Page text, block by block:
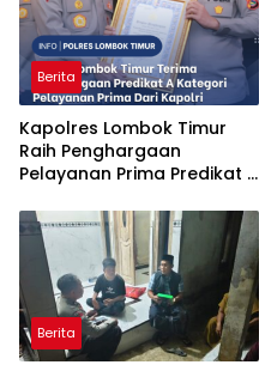
Berita
Kapolres Lombok Timur
Raih Penghargaan
Pelayanan Prima Predikat A
Berita